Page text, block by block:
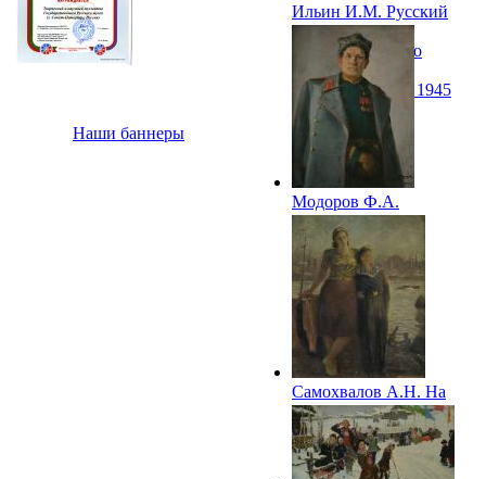
Наши баннеры
Ильин И.М. Русский
солдат. Портрет
Героя Советского
Союза
Г.Ф.Пантелеева. 1945
Модоров Ф.А.
Портрет генерала
В.З.Коржа. 1945–
1947
Самохвалов А.Н. На
набережной. 1950-е